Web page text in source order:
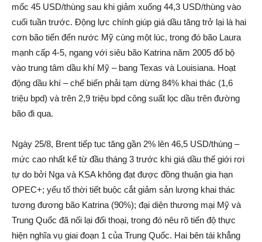
mốc 45 USD/thùng sau khi giảm xuống 44,3 USD/thùng vào
cuối tuần trước. Động lực chính giúp giá dầu tăng trở lại là hai
cơn bão tiến đến nước Mỹ cùng một lúc, trong đó bão Laura
mạnh cấp 4-5, ngang với siêu bão Katrina năm 2005 đổ bộ
vào trung tâm dầu khí Mỹ – bang Texas và Louisiana. Hoạt
động dầu khí – chế biến phải tạm dừng 84% khai thác (1,6
triệu bpd) và trên 2,9 triệu bpd công suất lọc dầu trên đường
bão đi qua.
Ngày 25/8, Brent tiếp tục tăng gần 2% lên 46,5 USD/thùng –
mức cao nhất kể từ đầu tháng 3 trước khi giá dầu thế giới rơi
tự do bởi Nga và KSA không đạt được đồng thuận gia hạn
OPEC+; yếu tố thời tiết buộc cắt giảm sản lượng khai thác
tương đương bão Katrina (90%); đại diện thương mại Mỹ và
Trung Quốc đã nối lại đối thoại, trong đó nêu rõ tiến độ thực
hiện nghĩa vụ giai đoạn 1 của Trung Quốc. Hai bên tái khẳng